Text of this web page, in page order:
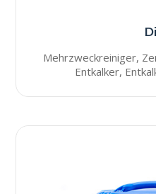
Mehrzweckreiniger,
Entkalker,